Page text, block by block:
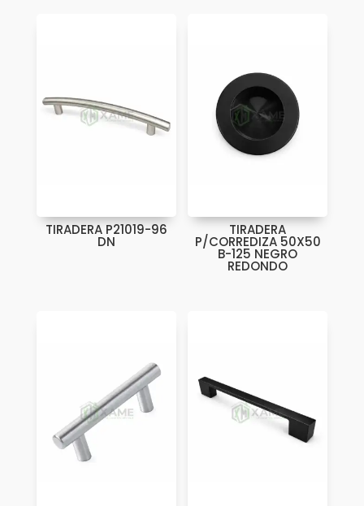
TIRADERA P21019-96
DN
TIRADERA
P/CORREDIZA 50X50
B-125 NEGRO
REDONDO